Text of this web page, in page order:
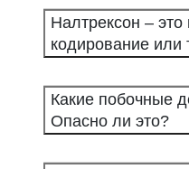
Налтрексон – это
кодирование или
Какие побочные
Опасно ли это?